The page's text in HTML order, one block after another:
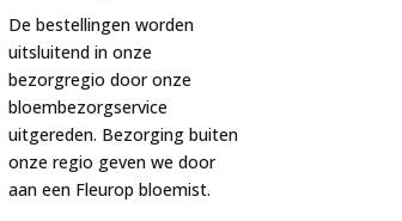
De bestellingen worden
uitsluitend in onze
bezorgregio door onze
bloembezorgservice
uitgereden. Bezorging buiten
onze regio geven we door
aan een Fleurop bloemist.